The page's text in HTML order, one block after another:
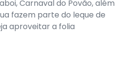
Carnaval do Povão, além
fazem parte do leque de
aproveitar a folia